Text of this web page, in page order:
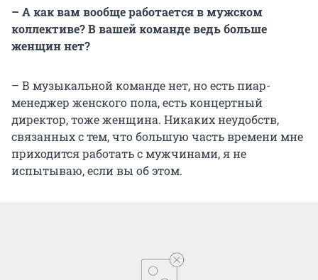
– А как вам вообще работается в мужском
коллективе? В вашей команде ведь больше
женщин нет?
– В музыкальной команде нет, но есть пиар-
менеджер женского пола, есть концертный
директор, тоже женщина. Никаких неудобств,
связанных с тем, что большую часть времени мне
приходится работать с мужчинами, я не
испытываю, если вы об этом.